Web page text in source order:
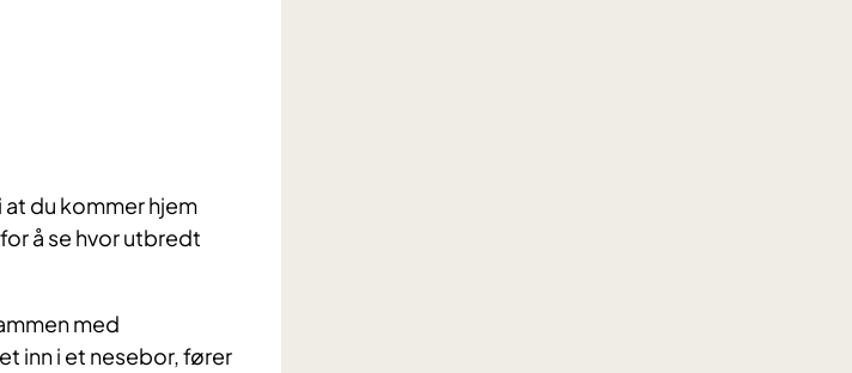
du kommer hjem
å se hvor utbredt
med
inn i et nesebor, fører